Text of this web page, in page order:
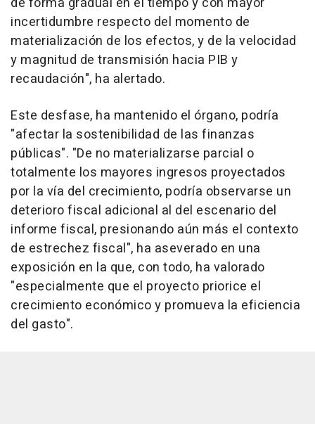
incertidumbre respecto del momento de
materialización de los efectos, y de la velocidad
y magnitud de transmisión hacia PIB y
recaudación", ha alertado.
Este desfase, ha mantenido el órgano, podría
"afectar la sostenibilidad de las finanzas
públicas". "De no materializarse parcial o
totalmente los mayores ingresos proyectados
por la vía del crecimiento, podría observarse un
deterioro fiscal adicional al del escenario del
informe fiscal, presionando aún más el contexto
de estrechez fiscal", ha aseverado en una
exposición en la que, con todo, ha valorado
"especialmente que el proyecto priorice el
crecimiento económico y promueva la eficiencia
del gasto".